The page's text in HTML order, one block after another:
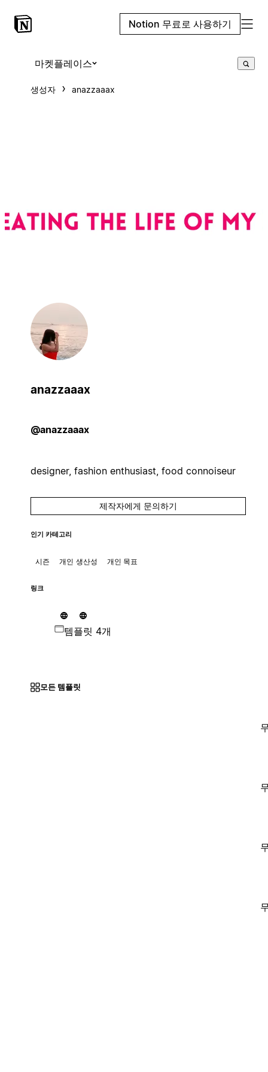
Notion 무료로 사용하기
마켓플레이스
생성자 anazzaaax
anazzaaax
@anazzaaax
designer, fashion enthusiast, food connoiseur
제작자에게 문의하기
인기 카테고리
시즌 개인 생산성 개인 목표
링크
템플릿 4개
모든 템플릿